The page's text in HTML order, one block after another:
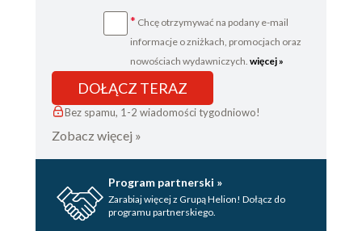
* Chcę otrzymywać na podany e-mail
informacje o zniżkach, promocjach oraz
nowościach wydawniczych. więcej »
DOŁĄCZ TERAZ
Bez spamu, 1-2 wiadomości tygodniowo!
Zobacz więcej »
Program partnerski »
Zarabiaj więcej z Grupą Helion! Dołącz do
programu partnerskiego.